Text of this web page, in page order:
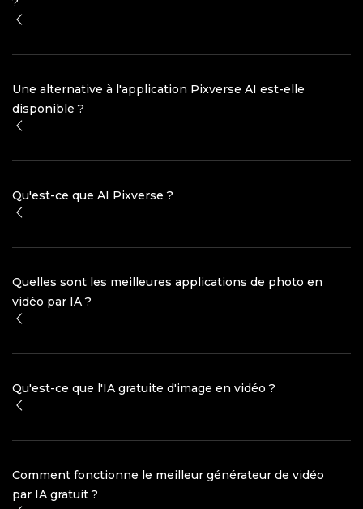
Une alternative à l'application Pixverse AI est-elle
disponible ?
Qu'est-ce que AI Pixverse ?
Quelles sont les meilleures applications de photo en
vidéo par IA ?
Qu'est-ce que l'IA gratuite d'image en vidéo ?
Comment fonctionne le meilleur générateur de vidéo
par IA gratuit ?